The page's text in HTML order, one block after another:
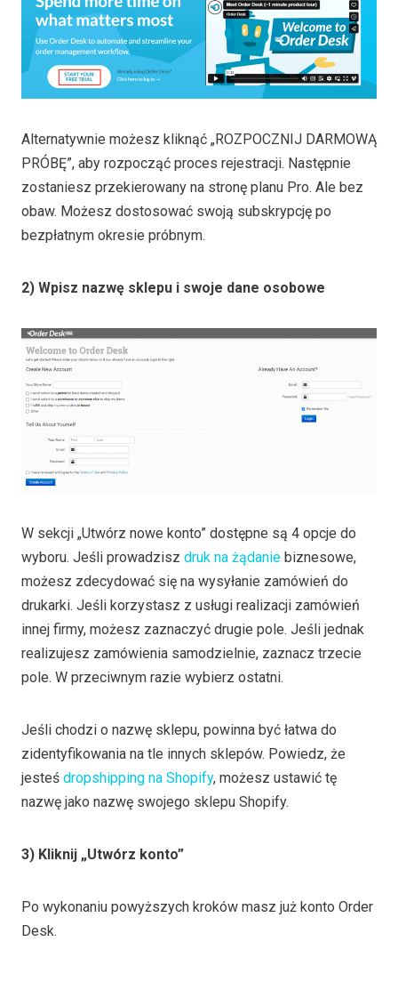
Alternatywnie możesz kliknąć „ROZPOCZNIJ DARMOWĄ
PRÓBĘ”, aby rozpocząć proces rejestracji. Następnie
zostaniesz przekierowany na stronę planu Pro. Ale bez
obaw. Możesz dostosować swoją subskrypcję po
bezpłatnym okresie próbnym.
2) Wpisz nazwę sklepu i swoje dane osobowe
W sekcji „Utwórz nowe konto” dostępne są 4 opcje do
wyboru. Jeśli prowadzisz druk na żądanie biznesowe,
możesz zdecydować się na wysyłanie zamówień do
drukarki. Jeśli korzystasz z usługi realizacji zamówień
innej firmy, możesz zaznaczyć drugie pole. Jeśli jednak
realizujesz zamówienia samodzielnie, zaznacz trzecie
pole. W przeciwnym razie wybierz ostatni.
Jeśli chodzi o nazwę sklepu, powinna być łatwa do
zidentyfikowania na tle innych sklepów. Powiedz, że
jesteś dropshipping na Shopify, możesz ustawić tę
nazwę jako nazwę swojego sklepu Shopify.
3) Kliknij „Utwórz konto”
Po wykonaniu powyższych kroków masz już konto Order
Desk.